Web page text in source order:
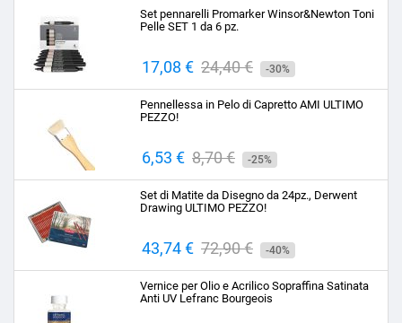
Set pennarelli Promarker Winsor&Newton Toni
Pelle SET 1 da 6 pz.
Prezzo
17,08 € Prezzo
base
24,40 € -30%
Pennellessa in Pelo di Capretto AMI ULTIMO
PEZZO!
Prezzo
6,53 € Prezzo
base
8,70 € -25%
Set di Matite da Disegno da 24pz., Derwent
Drawing ULTIMO PEZZO!
Prezzo
43,74 € Prezzo
base
72,90 € -40%
Vernice per Olio e Acrilico Sopraffina Satinata
Anti UV Lefranc Bourgeois